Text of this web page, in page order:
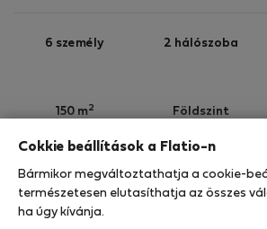
6 személy 2 hálószoba
150 m2 Földszint
Az ebben az ingatlanban való
StayProtection
Cokkie beállítások a Flatio-n
Bármikor megváltoztathatja a cookie-
természetesen elutasíthatja az összes
ha úgy kívánja.